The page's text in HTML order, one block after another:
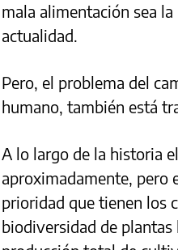
mala alimentación sea
actualidad.
Pero, el problema del
humano, también está
A lo largo de la historia
aproximadamente, pero
prioridad que tienen los
biodiversidad de